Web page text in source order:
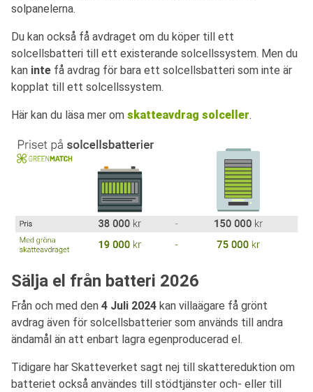
solpanelerna.
Du kan också få avdraget om du köper till ett
solcellsbatteri till ett existerande solcellssystem. Men du
kan inte få avdrag för bara ett solcellsbatteri som inte är
kopplat till ett solcellssystem.
Här kan du läsa mer om skatteavdrag solceller.
Sälja el från batteri 2026
Från och med den 4 Juli 2024 kan villaägare få grönt
avdrag även för solcellsbatterier som används till andra
ändamål än att enbart lagra egenproducerad el.
Tidigare har Skatteverket sagt nej till skattereduktion om
batteriet också användes till stödtjänster och- eller till